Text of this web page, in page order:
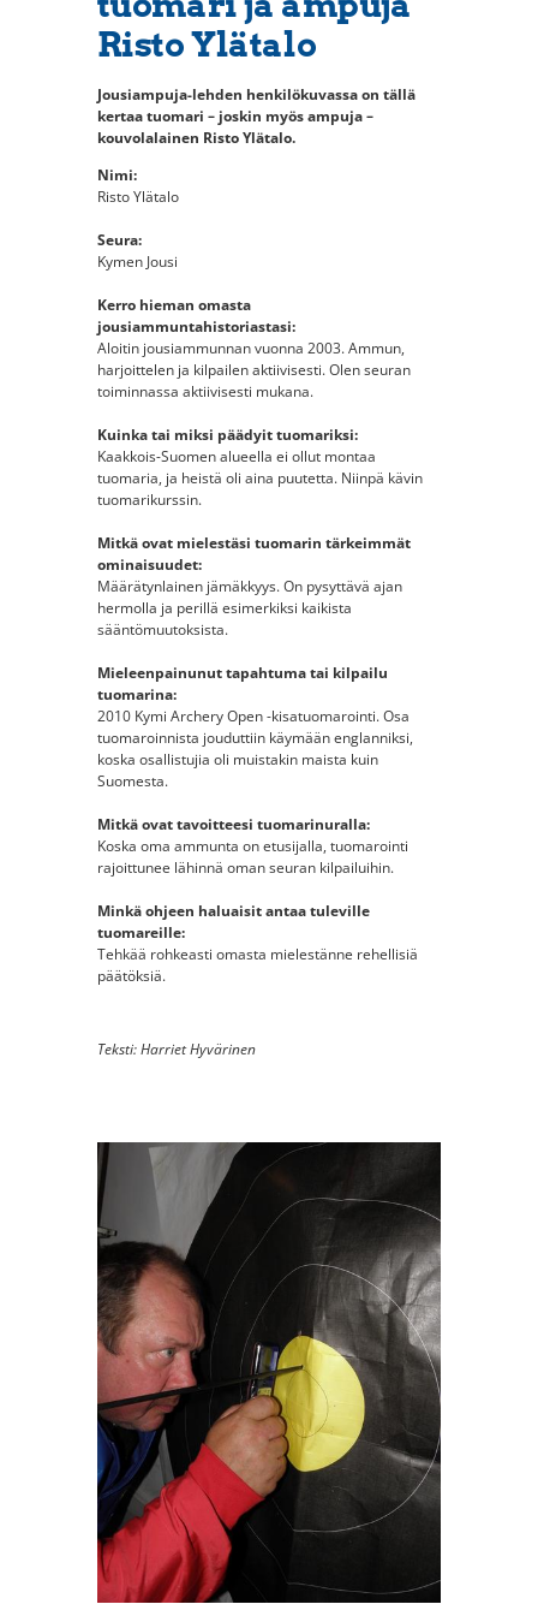
Risto Ylätalo
Jousiampuja-lehden henkilökuvassa on tällä
kertaa tuomari – joskin myös ampuja –
kouvolalainen Risto Ylätalo.
Nimi:
Risto Ylätalo
Seura:
Kymen Jousi
Kerro hieman omasta
jousiammuntahistoriastasi:
Aloitin jousiammunnan vuonna 2003. Ammun,
harjoittelen ja kilpailen aktiivisesti. Olen seuran
toiminnassa aktiivisesti mukana.
Kuinka tai miksi päädyit tuomariksi:
Kaakkois-Suomen alueella ei ollut montaa
tuomaria, ja heistä oli aina puutetta. Niinpä kävin
tuomarikurssin.
Mitkä ovat mielestäsi tuomarin tärkeimmät
ominaisuudet:
Määrätynlainen jämäkkyys. On pysyttävä ajan
hermolla ja perillä esimerkiksi kaikista
sääntömuutoksista.
Mieleenpainunut tapahtuma tai kilpailu
tuomarina:
2010 Kymi Archery Open -kisatuomarointi. Osa
tuomaroinnista jouduttiin käymään englanniksi,
koska osallistujia oli muistakin maista kuin
Suomesta.
Mitkä ovat tavoitteesi tuomarinuralla:
Koska oma ammunta on etusijalla, tuomarointi
rajoittunee lähinnä oman seuran kilpailuihin.
Minkä ohjeen haluaisit antaa tuleville
tuomareille:
Tehkää rohkeasti omasta mielestänne rehellisiä
päätöksiä.
Teksti: Harriet Hyvärinen